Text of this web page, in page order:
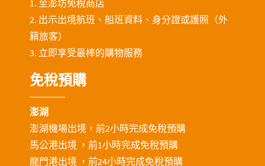
1. 至澎坊免稅商店
2. 出示出境航班、船班資料、身分證或護照（外
籍旅客）
3. 立即享受最棒的購物服務
免稅預購
澎湖
澎湖機場出境，前2小時完成免稅預購
馬公港出境 ，前1小時完成免稅預購
龍門港出境 ，前24小時完成免稅預購